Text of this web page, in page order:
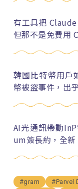
有工具把
但那不是免費用
韓國比特幣用戶
幣被盜事件，出
AI光通訊帶動
um簽長約，全
#gram #Parvel